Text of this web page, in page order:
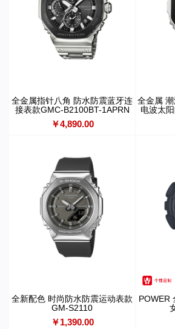
全金属指针八角 防水防震蓝牙连
接表款GMC-B2100BT-1APRN
￥4,890.00
全金属
电波太
全新配色 时尚防水防震运动表款
GM-S2110
￥1,390.00
POWER